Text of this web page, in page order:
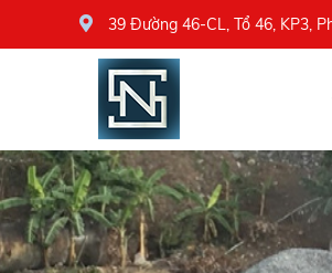
39 Đường 46-CL, Tổ 46, KP3,